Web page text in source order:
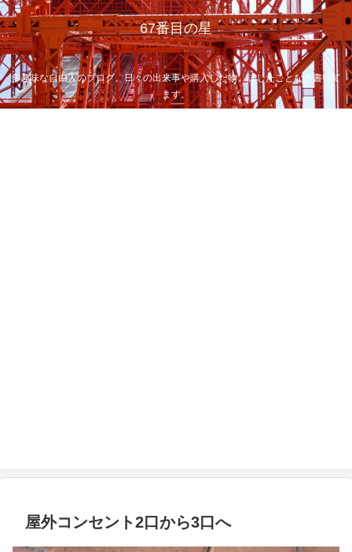
67番目の星
多趣味な自由人のブログ。日々の出来事や購入した物、試したことなど書いて
ます。
屋外コンセント2口から3口へ